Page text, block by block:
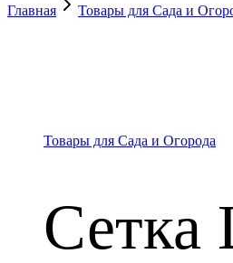
Главная
Товары для Сада и
Товары для Сада и Огорода
Сетка